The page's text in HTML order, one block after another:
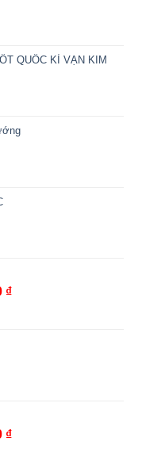
₫
QUỐC KÌ VẠN KIM
₫Khoảng
₫Khoảng